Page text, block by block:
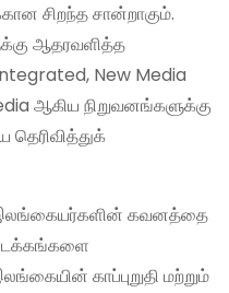
சிறந்த சான்றாகும்.
ஆதரவளித்த
New Media
ஆகிய நிறுவனங்களுக்கு
கவனத்தை
காப்புறுதி மற்றும்